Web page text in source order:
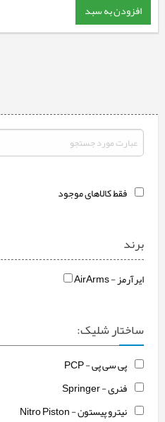
افزودن به سبد
فقط کالاهای موجود
برند
ایرآرمز - AirArms
ساختار شلیک:
پی سی پی - PCP
فنری - Springer
نیترو پیستون - Nitro Piston